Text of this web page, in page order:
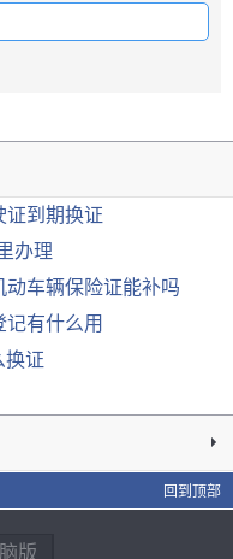
证到期换证
办理
动车辆保险证能补吗
有什么用
换证
回到顶部
版